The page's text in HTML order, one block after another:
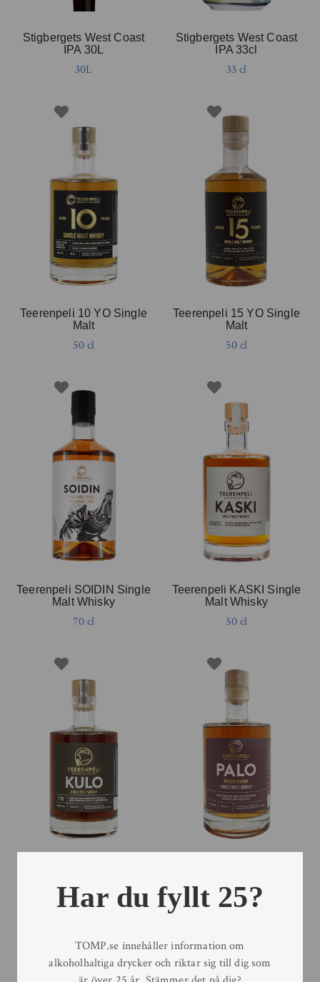
Stigbergets West Coast
IPA 30L
30L
Stigbergets West Coast
IPA 33cl
33 cl
Teerenpeli 10 YO Single
Malt
50 cl
Teerenpeli 15 YO Single
Malt
50 cl
Teerenpeli SOIDIN Single
Malt Whisky
70 cl
Teerenpeli KASKI Single
Malt Whisky
50 cl
50 cl 50 cl
Har du fyllt 25?
TOMP.se innehåller information om
alkoholhaltiga drycker och riktar sig till dig som